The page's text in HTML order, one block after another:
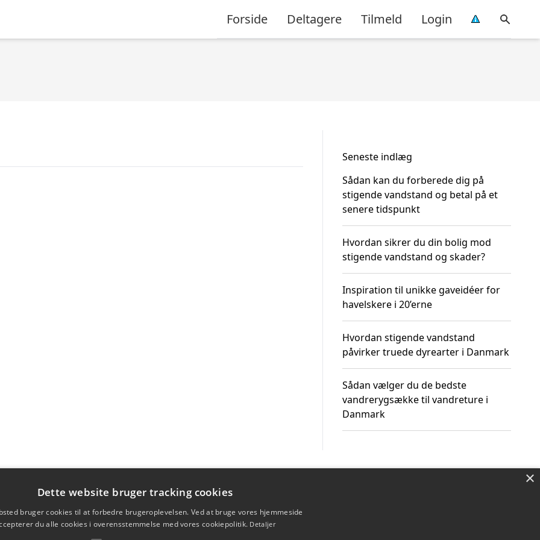
Forside Deltagere Tilmeld Login
Seneste indlæg
Sådan kan du forberede dig på
stigende vandstand og betal på et
senere tidspunkt
Hvordan sikrer du din bolig mod
stigende vandstand og skader?
Inspiration til unikke gaveidéer for
havelskere i 20’erne
Hvordan stigende vandstand
påvirker truede dyrearter i Danmark
Sådan vælger du de bedste
vandrerygsække til vandreture i
Danmark
×
Dette website bruger tracking cookies
bruger cookies til at forbedre brugeroplevelsen. Ved at bruge vores hjemmeside
du alle cookies i overensstemmelse med vores cookiepolitik. Detaljer